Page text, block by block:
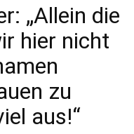
„Allein die
hier nicht
zu
aus!“